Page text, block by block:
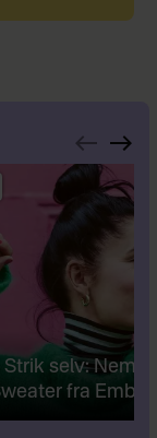
Strik selv: Nem
fra